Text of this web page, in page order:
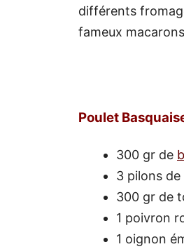
différents
fameux
Poulet
300 gr de
3 pilons de
300 gr de
1 poivron
1 oignon